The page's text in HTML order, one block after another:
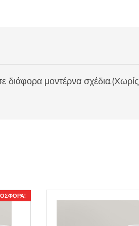
μοντέρνα σχέδια.(Χωρίς